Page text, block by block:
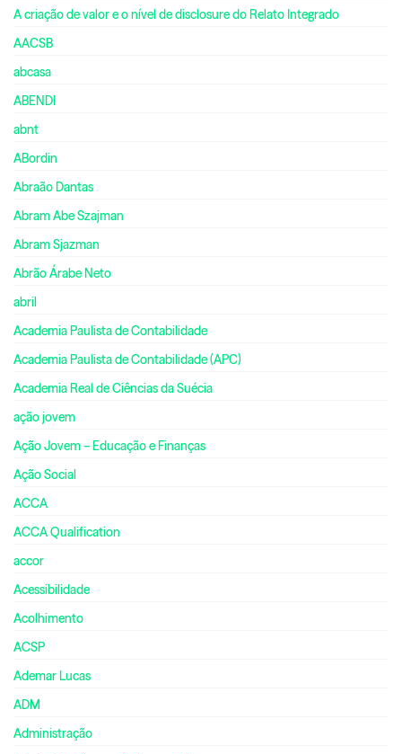
A criação de valor e o nível de disclosure do Relato Integrado
AACSB
abcasa
ABENDI
abnt
ABordin
Abraão Dantas
Abram Abe Szajman
Abram Sjazman
Abrão Árabe Neto
abril
Academia Paulista de Contabilidade
Academia Paulista de Contabilidade (APC)
Academia Real de Ciências da Suécia
ação jovem
Ação Jovem – Educação e Finanças
Ação Social
ACCA
ACCA Qualification
accor
Acessibilidade
Acolhimento
ACSP
Ademar Lucas
ADM
Administração